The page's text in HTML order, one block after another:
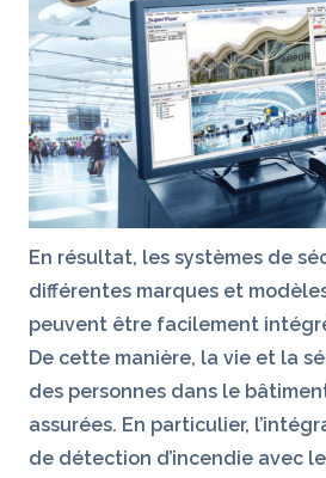
En résultat, les systèmes de
différentes marques et
peuvent être facilement
De cette manière, la vie et la
des personnes dans le
assurées. En particulier,
de détection d’incendie avec